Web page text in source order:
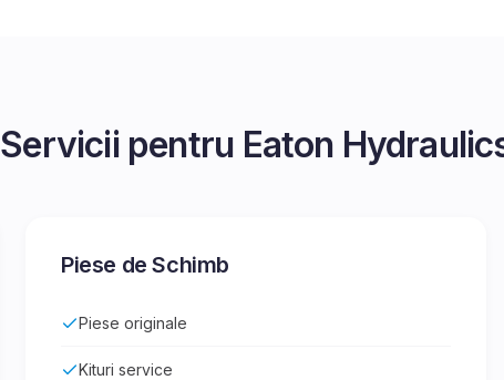
Servicii pentru Eaton
Piese de Schimb
Piese originale
Kituri service